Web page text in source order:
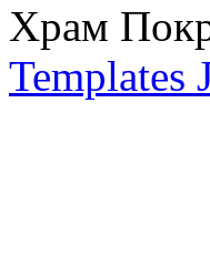
Храм
Templates